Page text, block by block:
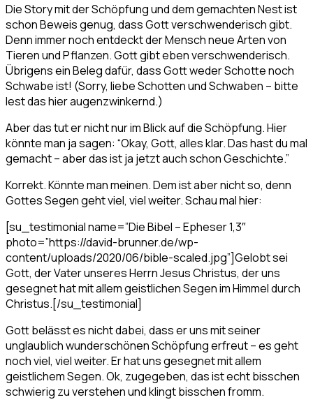
Die Story mit der Schöpfung und dem gemachten Nest ist
schon Beweis genug, dass Gott verschwenderisch gibt.
Denn immer noch entdeckt der Mensch neue Arten von
Tieren und Pflanzen. Gott gibt eben verschwenderisch.
Übrigens ein Beleg dafür, dass Gott weder Schotte noch
Schwabe ist! (Sorry, liebe Schotten und Schwaben – bitte
lest das hier augenzwinkernd.)
Aber das tut er nicht nur im Blick auf die Schöpfung. Hier
könnte man ja sagen: “Okay, Gott, alles klar. Das hast du mal
gemacht – aber das ist ja jetzt auch schon Geschichte.”
Korrekt. Könnte man meinen. Dem ist aber nicht so, denn
Gottes Segen geht viel, viel weiter. Schau mal hier:
[su_testimonial name=”Die Bibel – Epheser 1,3″
photo=”https://david-brunner.de/wp-
content/uploads/2020/06/bible-scaled.jpg”]Gelobt sei
Gott, der Vater unseres Herrn Jesus Christus, der uns
gesegnet hat mit allem geistlichen Segen im Himmel durch
Christus.[/su_testimonial]
Gott belässt es nicht dabei, dass er uns mit seiner
unglaublich wunderschönen Schöpfung erfreut – es geht
noch viel, viel weiter. Er hat uns gesegnet mit allem
geistlichem Segen. Ok, zugegeben, das ist echt bisschen
schwierig zu verstehen und klingt bisschen fromm.